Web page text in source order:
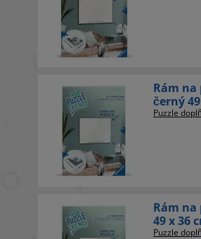
Rám na
černý
Puzzle
Rám na
49 x 36
Puzzle